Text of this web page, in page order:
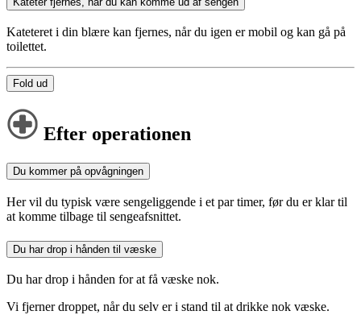
Kateteret i din blære kan fjernes, når du igen er mobil og kan gå på
toilettet.
Fold ud
Efter operationen
Du kommer på opvågningen
Her vil du typisk være sengeliggende i et par timer, før du er klar til
at komme tilbage til sengeafsnittet.
Du har drop i hånden til væske
Du har drop i hånden for at få væske nok.
Vi fjerner droppet, når du selv er i stand til at drikke nok væske.